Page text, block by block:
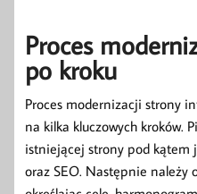
Proces
po kroku
Proces modernizacji strony
na kilka kluczowych kroków.
istniejącej strony pod kątem
oraz SEO. Następnie należy